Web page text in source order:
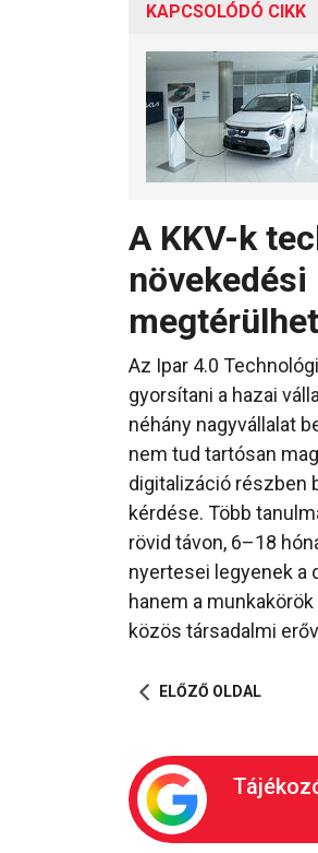
KAPCSOLÓDÓ CIKK
A KKV-k
Az Ipar 4.0
gyorsítani a hazai
néhány nagyvállalat
nem tud tartósan
digitalizáció részben
kérdése. Több
rövid távon, 6–18
nyertesei legyenek a
hanem a
közös társadalmi
ELŐZŐ OLDAL